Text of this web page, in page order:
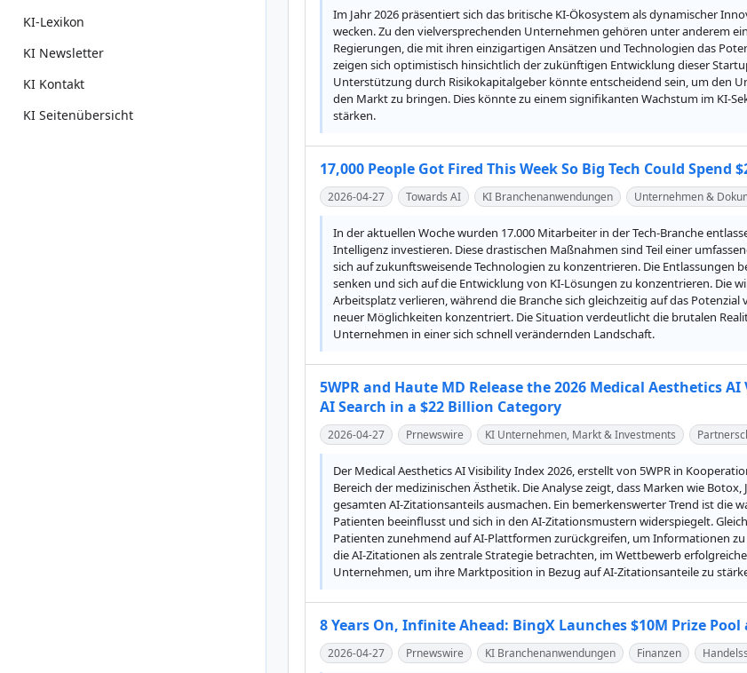
KI-Lexikon
KI Newsletter
KI Kontakt
KI Seitenübersicht
Im Jahr 2026 präsentiert sich das britische KI-Ökosystem als dynamischer
wecken. Zu den vielversprechenden Unternehmen gehören unter anderem
Regierungen, die mit ihren einzigartigen Ansätzen und Technologien das
zeigen sich optimistisch hinsichtlich der zukünftigen Entwicklung dieser
Unterstützung durch Risikokapitalgeber könnte entscheidend sein, um den
den Markt zu bringen. Dies könnte zu einem signifikanten Wachstum im KI-
stärken.
17,000 People Got Fired This Week So Big Tech Could
2026-04-27 Towards AI KI Branchenanwendungen Unternehmen &
In der aktuellen Woche wurden 17.000 Mitarbeiter in der Tech-Branche
Intelligenz investieren. Diese drastischen Maßnahmen sind Teil einer
sich auf zukunftsweisende Technologien zu konzentrieren. Die
senken und sich auf die Entwicklung von KI-Lösungen zu konzentrieren. Die
Arbeitsplatz verlieren, während die Branche sich gleichzeitig auf das
neuer Möglichkeiten konzentriert. Die Situation verdeutlicht die brutalen
Unternehmen in einer sich schnell verändernden Landschaft.
5WPR and Haute MD Release the 2026 Medical Aesthetics
AI Search in a $22 Billion Category
2026-04-27 Prnewswire KI Unternehmen, Markt & Investments
Der Medical Aesthetics AI Visibility Index 2026, erstellt von 5WPR in
Bereich der medizinischen Ästhetik. Die Analyse zeigt, dass Marken wie
gesamten AI-Zitationsanteils ausmachen. Ein bemerkenswerter Trend ist die
Patienten beeinflusst und sich in den AI-Zitationsmustern widerspiegelt.
Patienten zunehmend auf AI-Plattformen zurückgreifen, um Informationen
die AI-Zitationen als zentrale Strategie betrachten, im Wettbewerb
Unternehmen, um ihre Marktposition in Bezug auf AI-Zitationsanteile zu
8 Years On, Infinite Ahead: BingX Launches $10M Prize
2026-04-27 Prnewswire KI Branchenanwendungen Finanzen